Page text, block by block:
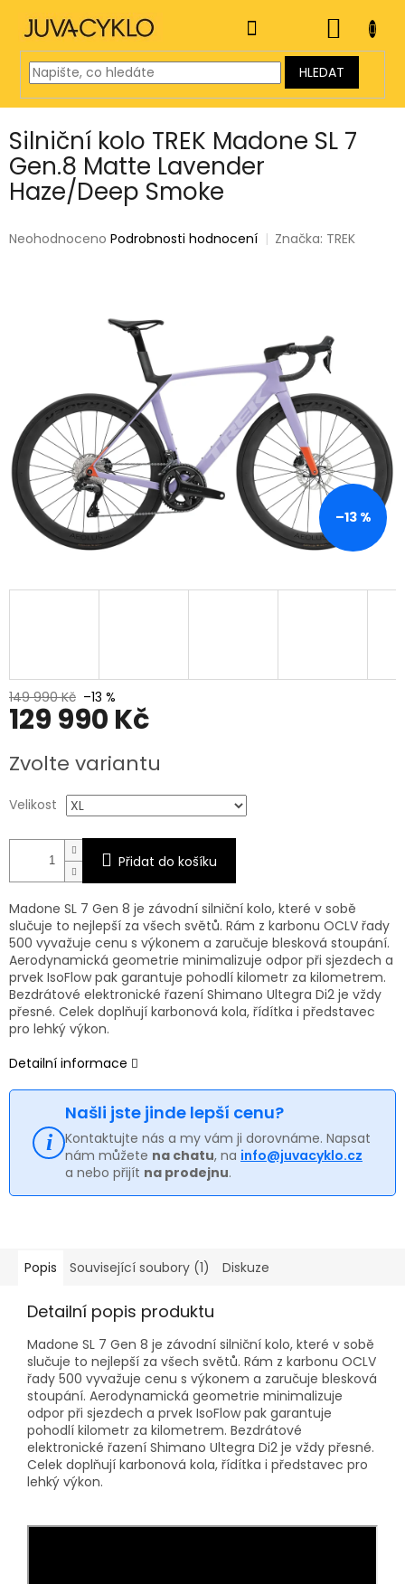
obsah
HLEDAT
KOŠÍK
Silniční kolo TREK Madone SL 7
Gen.8 Matte Lavender
Haze/Deep Smoke
Průměrné
Neohodnoceno Podrobnosti hodnocení Značka: TREK
–13 %
149 990 Kč –13 %
129 990 Kč
cena:
Zvolte variantu
Velikost
Přidat do košíku
Madone SL 7 Gen 8 je závodní silniční kolo, které v sobě
slučuje to nejlepší za všech světů. Rám z karbonu OCLV řady
500 vyvažuje cenu s výkonem a zaručuje blesková stoupání.
Aerodynamická geometrie minimalizuje odpor při sjezdech a
prvek IsoFlow pak garantuje pohodlí kilometr za kilometrem.
Bezdrátové elektronické řazení Shimano Ultegra Di2 je vždy
přesné. Celek doplňují karbonová kola, řídítka i představec
pro lehký výkon.
Detailní informace
Našli jste jinde lepší cenu?
Kontaktujte nás a my vám ji dorovnáme. Napsat
nám můžete na chatu, na info@juvacyklo.cz
a nebo přijít na prodejnu.
Popis Související soubory (1) Diskuze
Detailní popis produktu
Madone SL 7 Gen 8 je závodní silniční kolo, které v sobě
slučuje to nejlepší za všech světů. Rám z karbonu OCLV
řady 500 vyvažuje cenu s výkonem a zaručuje blesková
stoupání. Aerodynamická geometrie minimalizuje
odpor při sjezdech a prvek IsoFlow pak garantuje
pohodlí kilometr za kilometrem. Bezdrátové
elektronické řazení Shimano Ultegra Di2 je vždy přesné.
Celek doplňují karbonová kola, řídítka i představec pro
lehký výkon.